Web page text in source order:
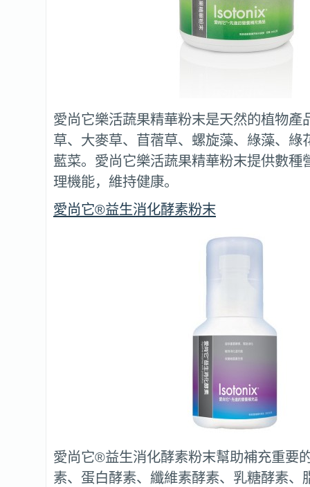
愛尚它樂活蔬果精華粉末是天然的植物產
草、大麥草、苜蓿草、螺旋藻、綠藻、綠
藍菜。愛尚它樂活蔬果精華粉末提供數種
理機能，維持健康。
愛尚它®益生消化酵素粉末
愛尚它®益生消化酵素粉末幫助補充重要
素、蛋白酵素、纖維素酵素、乳糖酵素、